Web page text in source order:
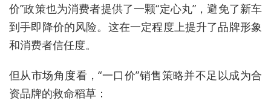
价”政策也为消费者提供了一颗“定心丸”，避免了新车
到手即降价的风险。这在一定程度上提升了品牌形象
和消费者信任度。
但从市场角度看，“一口价”销售策略并不足以成为合
资品牌的救命稻草：